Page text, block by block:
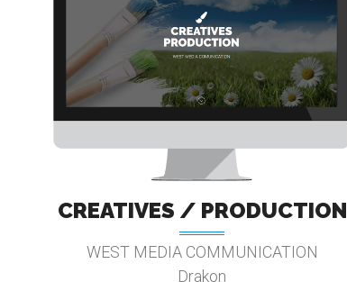
CREATIVES / PRODUCTION
WEST MEDIA COMMUNICATION
Drakon